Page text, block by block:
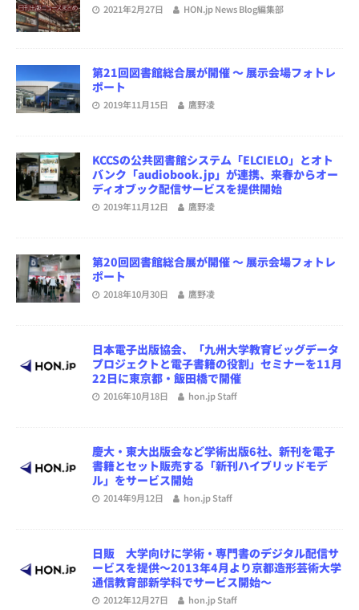
2021年2月27日 HON.jp News Blog編集部
第21回図書館総合展が開催 ～ 展示会場フォトレ
ポート
2019年11月15日 鷹野凌
KCCSの公共図書館システム「ELCIELO」とオト
バンク「audiobook.jp」が連携、来春からオー
ディオブック配信サービスを提供開始
2019年11月12日 鷹野凌
第20回図書館総合展が開催 ～ 展示会場フォトレ
ポート
2018年10月30日 鷹野凌
日本電子出版協会、「九州大学教育ビッグデータ
プロジェクトと電子書籍の役割」セミナーを11月
22日に東京都・飯田橋で開催
2016年10月18日 hon.jp Staff
慶大・東大出版会など学術出版6社、新刊を電子
書籍とセット販売する「新刊ハイブリッドモデ
ル」をサービス開始
2014年9月12日 hon.jp Staff
日販 大学向けに学術・専門書のデジタル配信サ
ービスを提供〜2013年4月より京都造形芸術大学
通信教育部新学科でサービス開始〜
2012年12月27日 hon.jp Staff